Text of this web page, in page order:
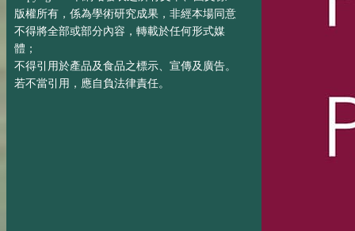
版權所有，係為學術研究成果，非經本場同意
不得將全部或部分內容，轉載於任何形式媒
體；
不得引用於產品及食品之標示、宣傳及廣告。
若不當引用，應自負法律責任。